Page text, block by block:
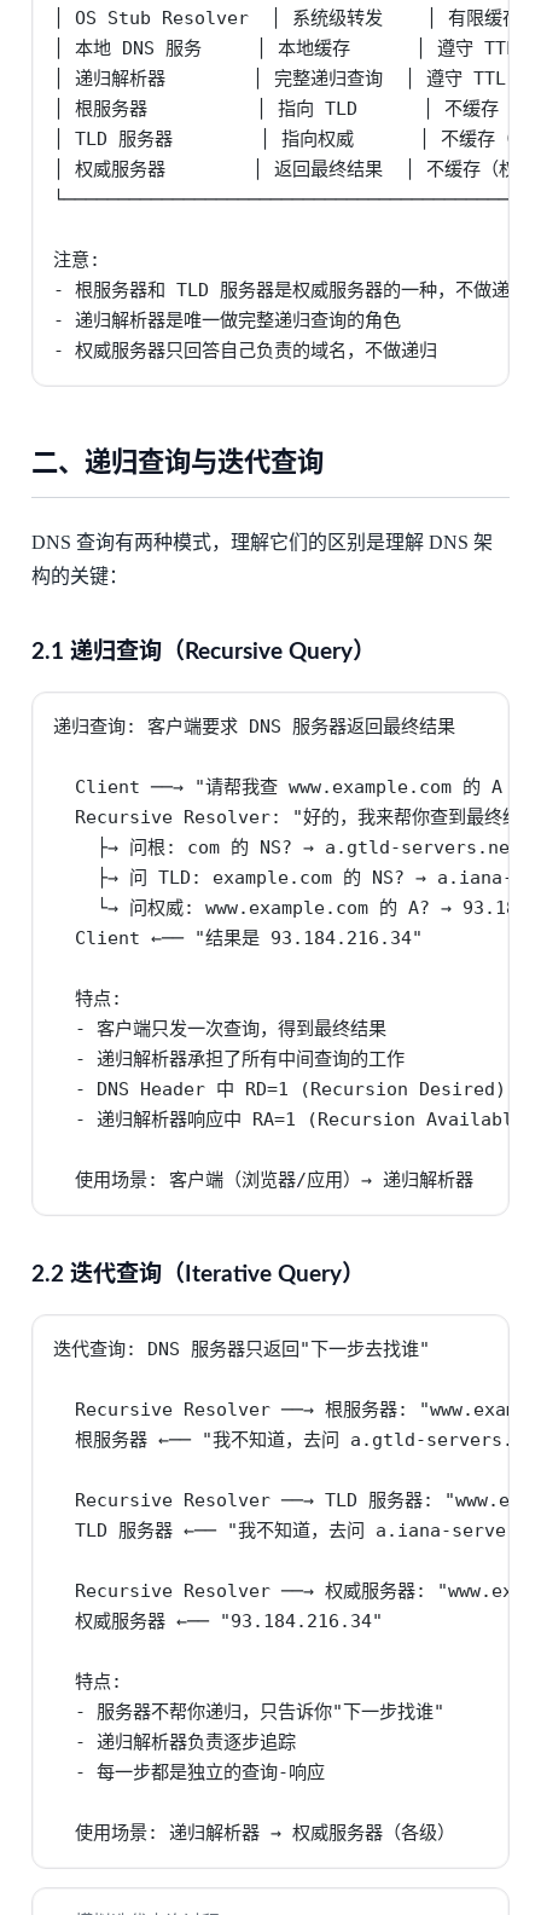
│ OS Stub Resolver  │ 系统级转发    │ 有限缓
│ 本地 DNS 服务     │ 本地缓存      │ 遵守
│ 递归解析器        │ 完整递归查询  │ 遵守 TTL +
│ 根服务器          │ 指向 TLD      │ 不缓存（权
│ TLD 服务器        │ 指向权威      │ 不缓存（权
│ 权威服务器        │ 返回最终结果  │ 不缓存（权
注意:
- 根服务器和 TLD 服务器是权威服务器的一种，不做递归
- 递归解析器是唯一做完整递归查询的角色
- 权威服务器只回答自己负责的域名，不做递归
二、递归查询与迭代查询
DNS 查询有两种模式，理解它们的区别是理解 DNS 架
构的关键：
2.1 递归查询（Recursive Query）
递归查询: 客户端要求 DNS 服务器返回最终结果
Client ──→ "请帮我查 www.example.com 的 A 记
Recursive Resolver: "好的，我来帮你查到最终结
    ├→ 问根: com 的 NS? → a.gtld-servers.net
├→ 问 TLD: example.com 的 NS? → a.iana-
└→ 问权威: www.example.com 的 A? →
  Client ←── "结果是 93.184.216.34"
  特点:
  - 客户端只发一次查询，得到最终结果
  - 递归解析器承担了所有中间查询的工作
  - DNS Header 中 RD=1 (Recursion Desired)
  - 递归解析器响应中 RA=1 (Recursion Available)
  使用场景: 客户端（浏览器/应用）→ 递归解析器
2.2 迭代查询（Iterative Query）
迭代查询: DNS 服务器只返回"下一步去找谁"
Recursive Resolver ──→ 根服务器:
根服务器 ←── "我不知道，去问 a.gtld-
Recursive Resolver ──→ TLD 服务器:
TLD 服务器 ←── "我不知道，去问 a.iana-
Recursive Resolver ──→ 权威服务器:
  权威服务器 ←── "93.184.216.34"
  特点:
  - 服务器不帮你递归，只告诉你"下一步找谁"
  - 递归解析器负责逐步追踪
  - 每一步都是独立的查询-响应
  使用场景: 递归解析器 → 权威服务器（各级）